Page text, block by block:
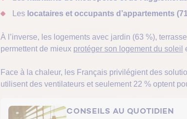
Les locataires et occupants d’appartements
À l’inverse, les logements avec jardin (63 %),
permettent de mieux protéger son logement du soleil
Face à la chaleur, les Français privilégient des
utilisent des ventilateurs et seulement 22 % optent
CONSEILS AU QUOTIDIEN